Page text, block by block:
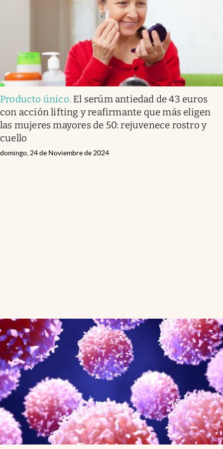
Producto único. El serúm antiedad de 43 euros
con acción lifting y reafirmante que más eligen
las mujeres mayores de 50: rejuvenece rostro y
cuello
domingo, 24 de Noviembre de 2024